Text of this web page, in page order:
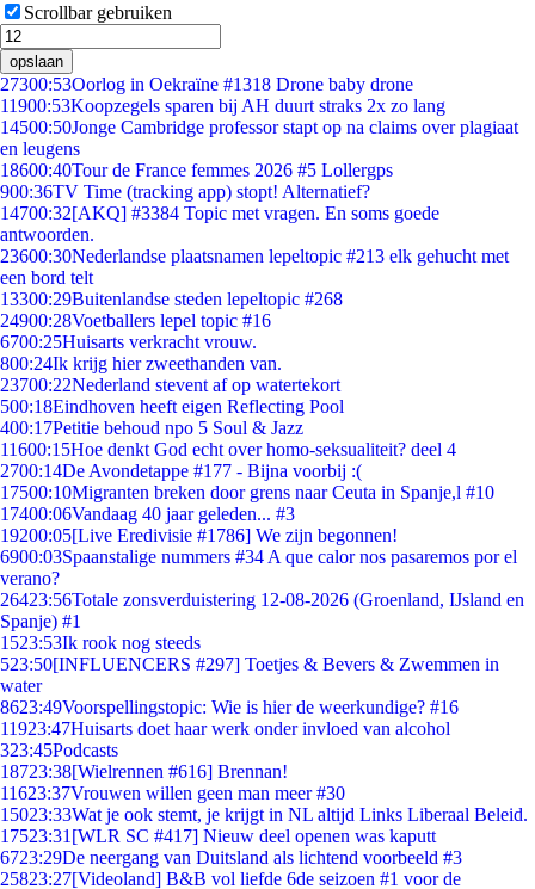
Scrollbar gebruiken
opslaan
27300:53Oorlog in Oekraïne #1318 Drone baby drone
11900:53Koopzegels sparen bij AH duurt straks 2x zo lang
14500:50Jonge Cambridge professor stapt op na claims over plagiaat
en leugens
18600:40Tour de France femmes 2026 #5 Lollergps
900:36TV Time (tracking app) stopt! Alternatief?
14700:32[AKQ] #3384 Topic met vragen. En soms goede
antwoorden.
23600:30Nederlandse plaatsnamen lepeltopic #213 elk gehucht met
een bord telt
13300:29Buitenlandse steden lepeltopic #268
24900:28Voetballers lepel topic #16
6700:25Huisarts verkracht vrouw.
800:24Ik krijg hier zweethanden van.
23700:22Nederland stevent af op watertekort
500:18Eindhoven heeft eigen Reflecting Pool
400:17Petitie behoud npo 5 Soul & Jazz
11600:15Hoe denkt God echt over homo-seksualiteit? deel 4
2700:14De Avondetappe #177 - Bijna voorbij :(
17500:10Migranten breken door grens naar Ceuta in Spanje,l #10
17400:06Vandaag 40 jaar geleden... #3
19200:05[Live Eredivisie #1786] We zijn begonnen!
6900:03Spaanstalige nummers #34 A que calor nos pasaremos por el
verano?
26423:56Totale zonsverduistering 12-08-2026 (Groenland, IJsland en
Spanje) #1
1523:53Ik rook nog steeds
523:50[INFLUENCERS #297] Toetjes & Bevers & Zwemmen in
water
8623:49Voorspellingstopic: Wie is hier de weerkundige? #16
11923:47Huisarts doet haar werk onder invloed van alcohol
323:45Podcasts
18723:38[Wielrennen #616] Brennan!
11623:37Vrouwen willen geen man meer #30
15023:33Wat je ook stemt, je krijgt in NL altijd Links Liberaal Beleid.
17523:31 [WLR SC #417] Nieuw deel openen was kaputt
6723:29De neergang van Duitsland als lichtend voorbeeld #3
25823:27[Videoland] B&B vol liefde 6de seizoen #1 voor de